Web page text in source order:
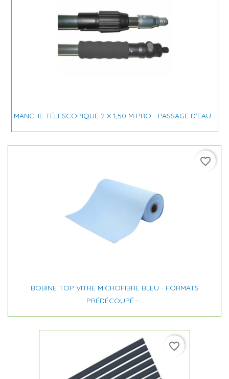
MANCHE TÉLESCOPIQUE 2 X 1,50 M PRO - PASSAGE D'EAU -
BOBINE TOP VITRE MICROFIBRE BLEU - FORMATS
PRÉDÉCOUPÉ -...
favorite_border
favorite_border